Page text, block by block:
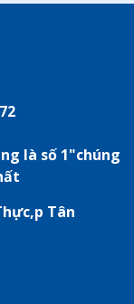
là số 1"chúng
Tân